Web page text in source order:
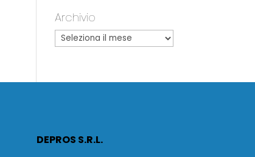
Archivio
DEPROS S.R.L.